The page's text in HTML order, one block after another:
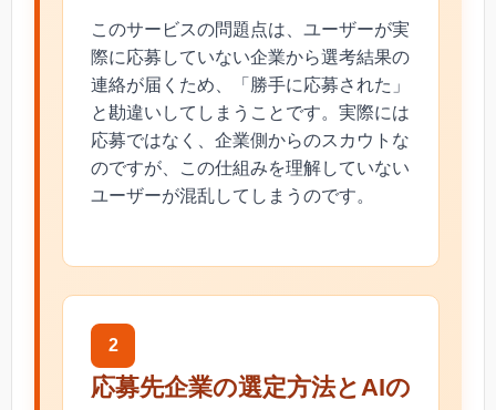
このサービスの問題点は、ユーザーが実
際に応募していない企業から選考結果の
連絡が届くため、「勝手に応募された」
と勘違いしてしまうことです。実際には
応募ではなく、企業側からのスカウトな
のですが、この仕組みを理解していない
ユーザーが混乱してしまうのです。
2
応募先企業の選定方法とAIの